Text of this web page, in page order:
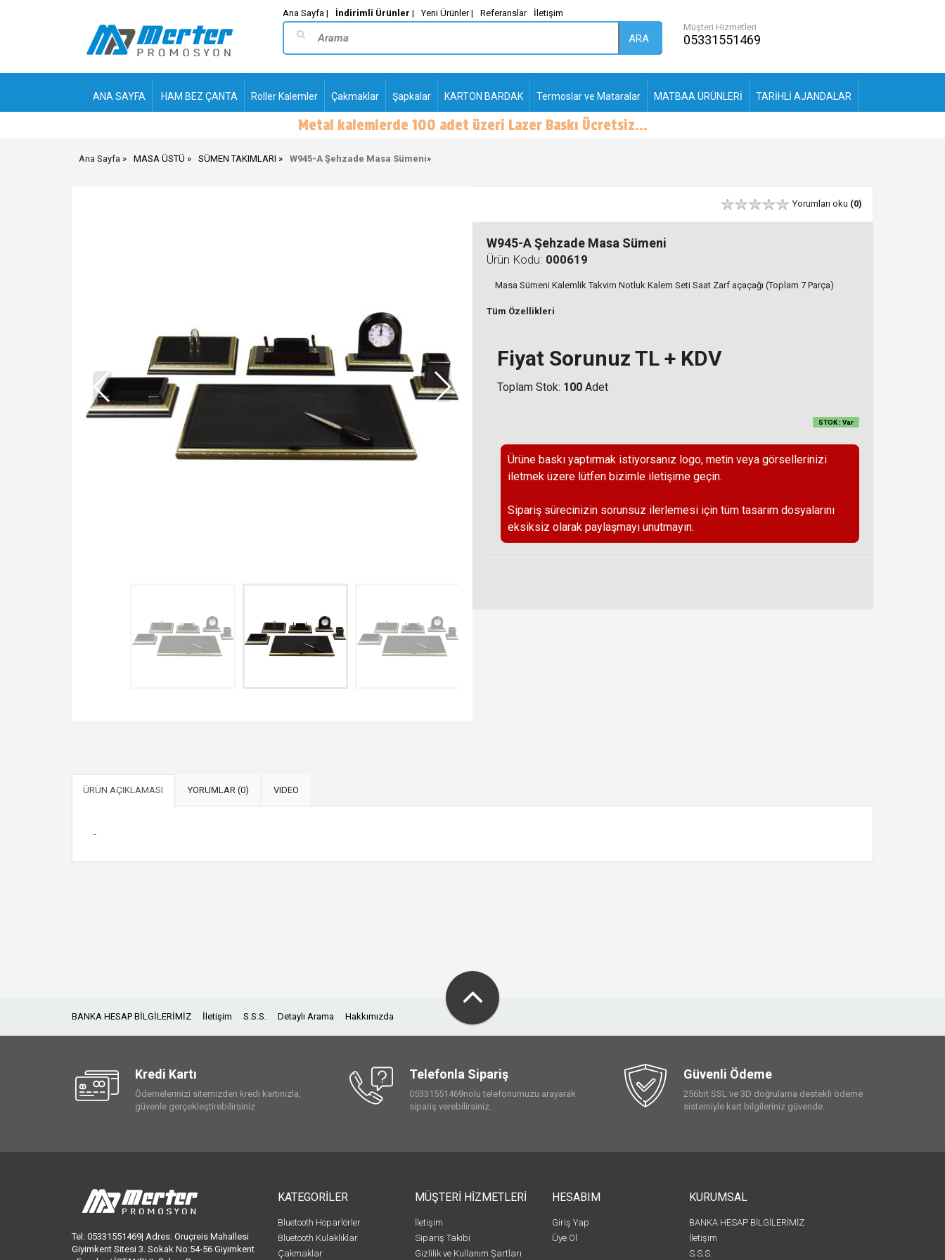
Ana Sayfa | İndirimli Ürünler | Yeni Ürünler | Referanslar İletişim
ARA
Müşteri Hizmetleri
05331551469
ANA SAYFA HAM BEZ ÇANTA Roller Kalemler Çakmaklar Şapkalar KARTON BARDAK Termoslar ve Mataralar MATBAA ÜRÜNLERİ TARİHLİ AJANDALAR
PLASTİK TÜKENMEZ
-
Ana Sayfa MASA ÜSTÜ »
SÜMEN TAKIMLARI W945-A Şehzade Masa Sümeni
Yorumları oku (0)
W945-A Şehzade Masa Sümeni
Ürün Kodu: 000619
Masa Sümeni Kalemlik Takvim Notluk Kalem Seti Saat Zarf açaçağı (Toplam 7 Parça)
Tüm Özellikleri
Fiyat Sorunuz TL + KDV
Toplam Stok: 100 Adet
STOK : Var
Ürüne baskı yaptırmak istiyorsanız logo, metin veya görsellerinizi
iletmek üzere lütfen bizimle iletişime geçin.
Sipariş sürecinizin sorunsuz ilerlemesi için tüm tasarım dosyalarını
eksiksiz olarak paylaşmayı unutmayın.
ÜRÜN AÇIKLAMASI YORUMLAR (0) VIDEO
-
BANKA HESAP BİLGİLERİMİZ İletişim S.S.S. Detaylı Arama Hakkımızda
Kredi Kartı
Ödemelerinizi sitemizden kredi kartınızla,
güvenle gerçekleştirebilirsiniz.
Telefonla Sipariş
05331551469nolu telefonumuzu arayarak
sipariş verebilirsiniz.
Güvenli Ödeme
256bit SSL ve 3D doğrulama destekli ödeme
sistemiyle kart bilgileriniz güvende.
Tel: 05331551469| Adres: Oruçreis Mahallesi
Giyimkent Sitesi 3. Sokak No:54-56 Giyimkent
KATEGORİLER
Bluetooth Hoparlörler
Bluetooth Kulaklıklar
Çakmaklar
MÜŞTERİ HİZMETLERİ
İletişim
Sipariş Takibi
Gizlilik ve Kullanım Şartları
HESABIM
Giriş Yap
Üye Ol
KURUMSAL
BANKA HESAP BİLGİLERİMİZ
İletişim
S.S.S.